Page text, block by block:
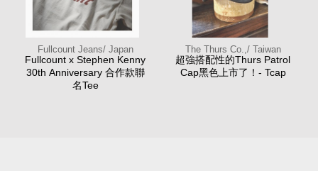
Fullcount Jeans/ Japan
Fullcount x Stephen Kenny
30th Anniversary 合作款聯
名Tee
The Thurs Co.,/ Taiwan
超強搭配性的Thurs Patrol
Cap黑色上市了！- Tcap